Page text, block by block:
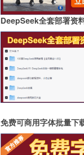
DeepSeek全套部署资
免费可商用字体批量下